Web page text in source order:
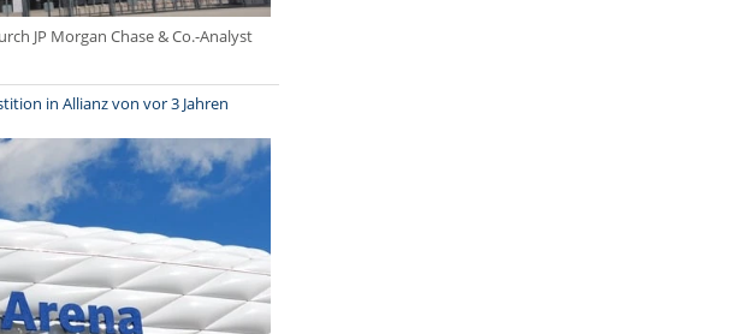
JP Morgan Chase & Co.-Analyst
in Allianz von vor 3 Jahren